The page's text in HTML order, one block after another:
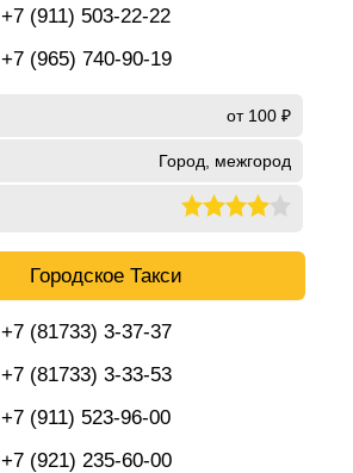
+7 (911) 503-22-22
+7 (965) 740-90-19
от 100 ₽
Город, межгород
Городское Такси
+7 (81733) 3-37-37
+7 (81733) 3-33-53
+7 (911) 523-96-00
+7 (921) 235-60-00